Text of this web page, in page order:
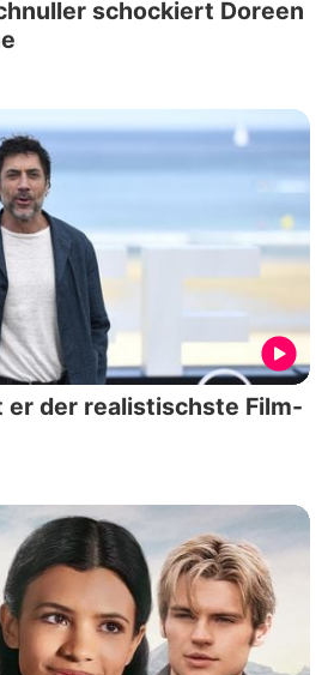
schockiert Doreen
er der realistischste Film-